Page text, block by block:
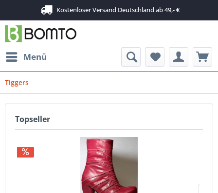
Kostenloser Versand Deutschland ab 49,- €
Menü
Tiggers
Topseller